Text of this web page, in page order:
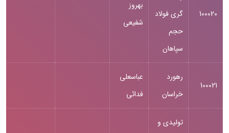
100020
گری فولاد
حجم
سپاهان
بهروز
شفیعی
100021
رهورد
خراسان
عباسعلی
فدائی
تولیدی و